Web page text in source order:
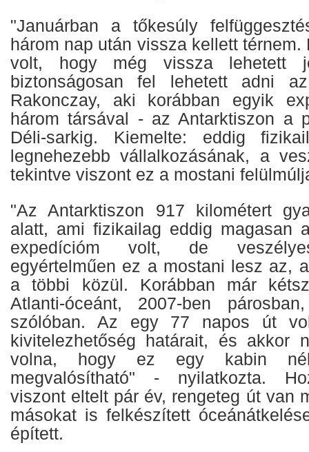
"Januárban a tőkesúly
három nap után vissza kellett térnem.
volt, hogy még vissza lehetett
biztonságosan fel lehetett adni
Rakonczay, aki korábban egyik
három társával - az Antarktiszon a
Déli-sarkig. Kiemelte: eddig
legnehezebb vállalkozásának, a
tekintve viszont ez a mostani
"Az Antarktiszon 917 kilométert
alatt, ami fizikailag eddig magasan
expedícióm volt, de
egyértelműen ez a mostani lesz az,
a többi közül. Korábban már
Atlanti-óceánt, 2007-ben
szólóban. Az egy 77 napos út
kivitelezhetőség határait, és akkor
volna, hogy ez egy kabin
megvalósítható" - nyilatkozta.
viszont eltelt pár év, rengeteg út van
másokat is felkészített
épített.